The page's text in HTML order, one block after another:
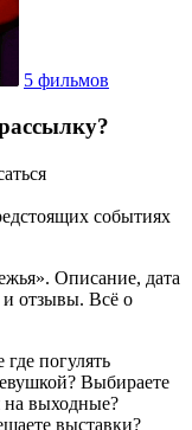
5 фильмов
событиях
Описание, дата
отзывы. Всё о
погулять
Выбираете
на выходные?
выставки?